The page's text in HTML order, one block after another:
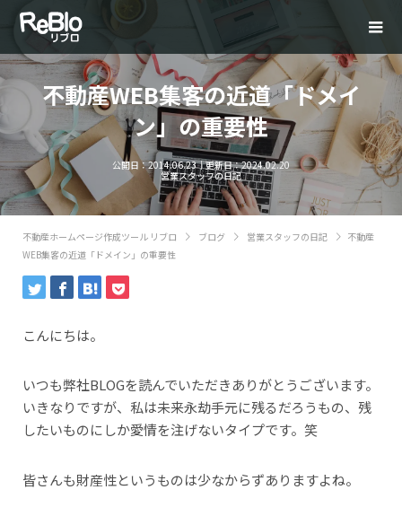
不動産WEB集客の近道「ドメイ
ン」の重要性
公開日：2014.06.23｜更新日：2024.02.20
営業スタッフの日記
不動産ホームページ作成ツール リブロ ブログ 営業スタッフの日記
不動産
WEB集客の近道「ドメイン」の重要性
こんにちは。
いつも弊社BLOGを読んでいただきありがとうございます。
いきなりですが、私は未来永劫手元に残るだろうもの、残
したいものにしか愛情を注げないタイプです。笑
皆さんも財産性というものは少なからずありますよね。